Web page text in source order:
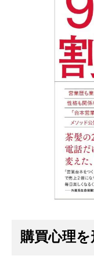
購買心理